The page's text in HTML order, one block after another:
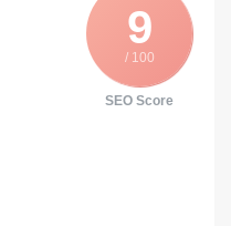
9
/ 100
SEO Score